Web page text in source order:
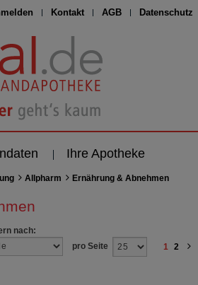
Kontakt AGB Datenschutz
Ihre Apotheke
Allpharm Ernährung & Abnehmen
nach:
pro Seite
1 2